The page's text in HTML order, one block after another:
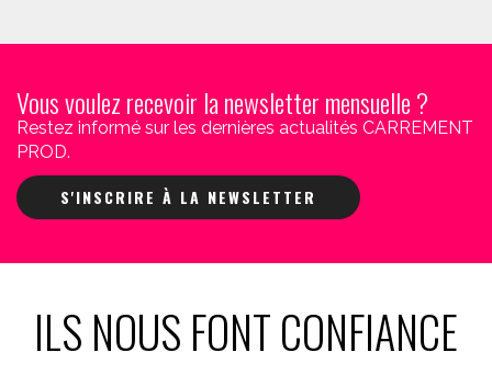
Vous voulez recevoir la newsletter mensuelle ?
Restez informé sur les dernières actualités CARREMENT
PROD.
S'INSCRIRE À LA NEWSLETTER
ILS NOUS FONT CONFIANCE